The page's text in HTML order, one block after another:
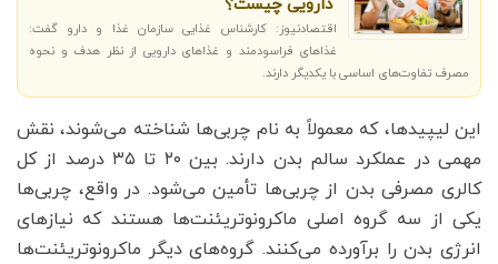
دارویی چیست؟
اقتصادنیوز: کارشناس غذایی سازمان غذا و دارو گفت:
غذاهای فراسودمند و غذاهای دارویی از نظر هدف و نحوه
مصرف تفاوت‌های اساسی با یکدیگر دارند.
این لیپیدها، که معمولاً به نام چربی‌ها شناخته می‌شوند، نقش
مهمی در عملکرد سالم بدن دارند. بین ۲۰ تا ۳۵ درصد از کل
کالری مصرفی بدن از چربی‌ها تأمین می‌شود. در واقع، چربی‌ها
یکی از سه گروه اصلی ماکرونوتریئنت‌ها هستند که نیازهای
انرژی بدن را برآورده می‌کنند. گروه‌های دیگر ماکرونوتریئنت‌ها